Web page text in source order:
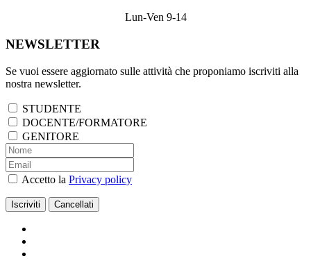
Lun-Ven 9-14
NEWSLETTER
Se vuoi essere aggiornato sulle attività che proponiamo iscriviti alla
nostra newsletter.
STUDENTE
DOCENTE/FORMATORE
GENITORE
Accetto la Privacy policy